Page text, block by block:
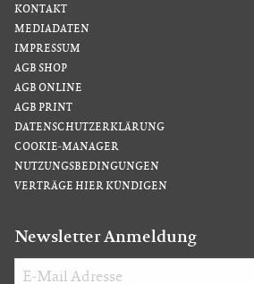
KONTAKT
MEDIADATEN
IMPRESSUM
AGB SHOP
AGB ONLINE
AGB PRINT
DATENSCHUTZERKLÄRUNG
COOKIE-MANAGER
NUTZUNGSBEDINGUNGEN
VERTRÄGE HIER KÜNDIGEN
Newsletter Anmeldung